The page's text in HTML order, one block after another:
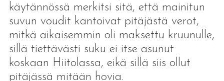
käytännössä merkitsi sitä, että mainitun
suvun voudit kantoivat pitäjästä verot,
mitkä aikaisemmin oli maksettu kruunulle,
sillä tiettävästi suku ei itse asunut
koskaan Hiitolassa, eikä sillä siis ollut
pitäjässä mitään hovia.